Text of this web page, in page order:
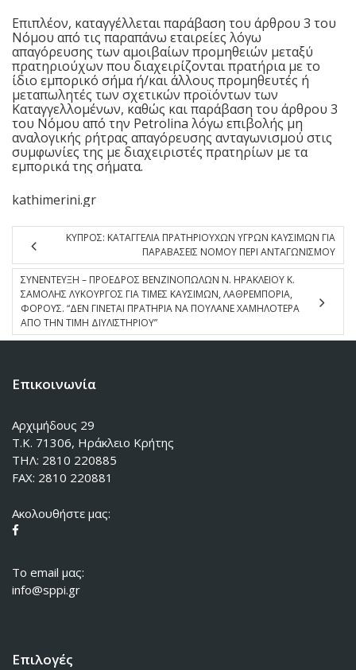
Επιπλέον, καταγγέλλεται παράβαση του άρθρου 3 του
Νόμου από τις παραπάνω εταιρείες λόγω
απαγόρευσης των αμοιβαίων προμηθειών μεταξύ
πρατηριούχων που διαχειρίζονται πρατήρια με το
ίδιο εμπορικό σήμα ή/και άλλους προμηθευτές ή
μεταπωλητές των σχετικών προϊόντων των
Καταγγελλομένων, καθώς και παράβαση του άρθρου 3
του Νόμου από την Petrolina λόγω επιβολής μη
αναλογικής ρήτρας απαγόρευσης ανταγωνισμού στις
συμφωνίες της με διαχειριστές πρατηρίων με τα
εμπορικά της σήματα.
kathimerini.gr
ΚΥΠΡΟΣ: ΚΑΤΑΓΓΕΛΙΑ ΠΡΑΤΗΡΙΟΥΧΩΝ ΥΓΡΩΝ ΚΑΥΣΙΜΩΝ ΓΙΑ
ΠΑΡΑΒΑΣΕΙΣ ΝΟΜΟΥ ΠΕΡΙ ΑΝΤΑΓΩΝΙΣΜΟΥ
ΣΥΝΕΝΤΕΥΞΗ – ΠΡΟΕΔΡΟΣ ΒΕΝΖΙΝΟΠΩΛΩΝ Ν. ΗΡΑΚΛΕΙΟΥ Κ.
ΣΑΜΟΛΗΣ ΛΥΚΟΥΡΓΟΣ ΓΙΑ ΤΙΜΕΣ ΚΑΥΣΙΜΩΝ, ΛΑΘΡΕΜΠΟΡΙΑ,
ΦΟΡΟΥΣ. “ΔΕΝ ΓΙΝΕΤΑΙ ΠΡΑΤΗΡΙΑ ΝΑ ΠΟΥΛΑΝΕ ΧΑΜΗΛΟΤΕΡΑ
ΑΠΟ ΤΗΝ ΤΙΜΗ ΔΙΥΛΙΣΤΗΡΙΟΥ”
Επικοινωνία
Αρχιμήδους 29
Τ.Κ. 71306, Ηράκλειο Κρήτης
ΤΗΛ: 2810 220885
FAX: 2810 220881
Ακολουθήστε μας:
To email μας:
info@sppi.gr
Επιλογές